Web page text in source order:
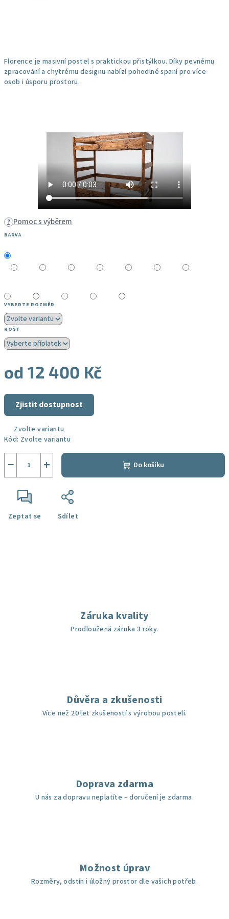
Florence je masivní postel s praktickou přistýlkou. Díky pevnému
zpracování a chytrému designu nabízí pohodlné spaní pro více
osob i úsporu prostoru.
? Pomoc s výběrem
BARVA
VYBERTE ROZMĚR
ROŠT
od12 400 Kč
cena:Zjistit dostupnost
Zvolte variantu
Kód: Zvolte variantu
+
− Do košíku
Zeptat se Sdílet
Záruka kvality
Prodloužená záruka 3 roky.
Důvěra a zkušenosti
Více než 20 let zkušeností s výrobou postelí.
Doprava zdarma
U nás za dopravu neplatíte – doručení je zdarma.
Možnost úprav
Rozměry, odstín i úložný prostor dle vašich potřeb.